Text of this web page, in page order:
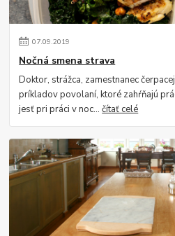
07.09.2019
Nočná smena strava
Doktor, strážca, zamestnanec
príkladov povolaní, ktoré zahŕňajú
jesť pri práci v noc...čítať celé